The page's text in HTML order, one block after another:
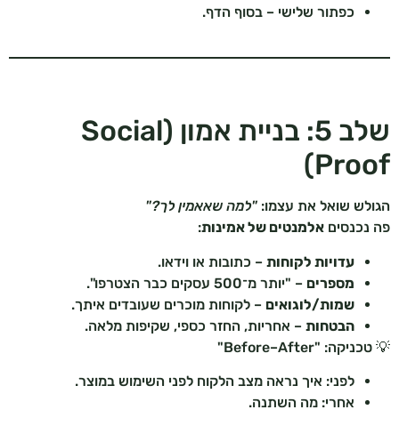
כפתור שלישי – בסוף הדף.
שלב 5: בניית אמון (Social
Proof)
הגולש שואל את עצמו: "למה שאאמין לך?"
פה נכנסים אלמנטים של אמינות:
עדויות לקוחות – כתובות או וידאו.
מספרים – "יותר מ־500 עסקים כבר הצטרפו".
שמות/לוגואים – לקוחות מוכרים שעובדים איתך.
הבטחות – אחריות, החזר כספי, שקיפות מלאה.
💡 טכניקה: "Before–After"
לפני: איך נראה מצב הלקוח לפני השימוש במוצר.
אחרי: מה השתנה.